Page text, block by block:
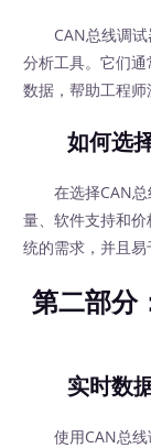
CAN总线调试
分析工具。它们
数据，帮助工程师
如何选择
在选择CAN总
量、软件支持和
统的需求，并且易
第二部分
实时数据
使用CAN总线